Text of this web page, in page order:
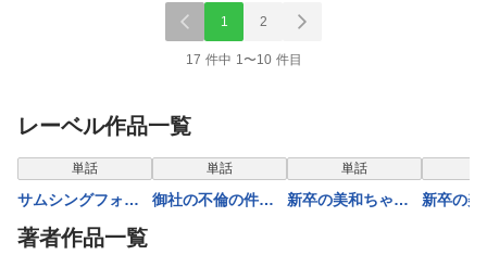
1 2
17 件中 1〜10 件目
レーベル作品一覧
表示制限中
単話
サムシングフォー
ブルー～わたしの
しあわせは結婚？
単話
御社の不倫の件～
単話
新卒の美和ちゃん
新卒の
著者作品一覧